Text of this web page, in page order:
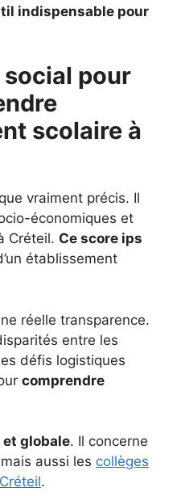
indispensable pour
social pour
scolaire à
vraiment précis. Il
économiques et
Créteil. Ce score ips
établissement
réelle transparence.
entre les
défis logistiques
comprendre
globale. Il concerne
aussi les collèges
.